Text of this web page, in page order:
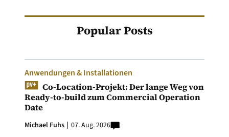
Popular Posts
Anwendungen & Installationen
Co-Location-Projekt: Der lange Weg von
Ready-to-build zum Commercial Operation
Date
Michael Fuhs 07. Aug. 2026